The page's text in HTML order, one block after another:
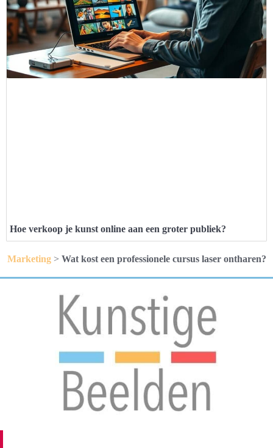
Hoe verkoop je kunst online aan een groter publiek?
Marketing> Wat kost een professionele cursus laser ontharen?